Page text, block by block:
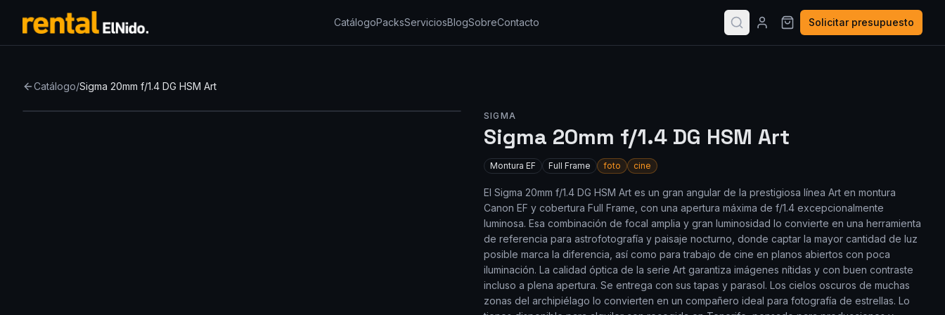
CatálogoPacksServiciosBlogSobreContacto Solicitar presupuesto
Catálogo/Sigma 20mm f/1.4 DG HSM Art
SIGMA
Sigma 20mm f/1.4 DG HSM Art
Montura EF Full Frame foto cine
El Sigma 20mm f/1.4 DG HSM Art es un gran angular de la prestigiosa línea Art en montura
Canon EF y cobertura Full Frame, con una apertura máxima de f/1.4 excepcionalmente
luminosa. Esa combinación de focal amplia y gran luminosidad lo convierte en una herramienta
de referencia para astrofotografía y paisaje nocturno, donde captar la mayor cantidad de luz
posible marca la diferencia, así como para trabajo de cine en planos abiertos con poca
iluminación. La calidad óptica de la serie Art garantiza imágenes nítidas y con buen contraste
incluso a plena apertura. Se entrega con sus tapas y parasol. Los cielos oscuros de muchas
zonas del archipiélago lo convierten en un compañero ideal para fotografía de estrellas. Lo